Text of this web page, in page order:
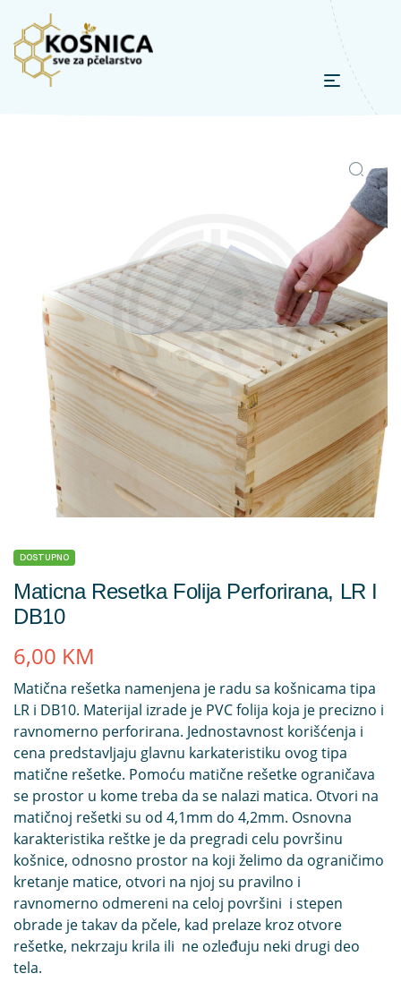
DOSTUPNO
Maticna Resetka Folija Perforirana, LR I
DB10
6,00 KM
Matična rešetka namenjena je radu sa košnicama tipa
LR i DB10. Materijal izrade je PVC folija koja je precizno i
ravnomerno perforirana. Jednostavnost korišćenja i
cena predstavljaju glavnu karkateristiku ovog tipa
matične rešetke. Pomoću matične rešetke ograničava
se prostor u kome treba da se nalazi matica. Otvori na
matičnoj rešetki su od 4,1mm do 4,2mm. Osnovna
karakteristika reštke je da pregradi celu površinu
košnice, odnosno prostor na koji želimo da ograničimo
kretanje matice, otvori na njoj su pravilno i
ravnomerno odmereni na celoj površini i stepen
obrade je takav da pčele, kad prelaze kroz otvore
rešetke, nekrzaju krila ili ne ozleđuju neki drugi deo
tela.